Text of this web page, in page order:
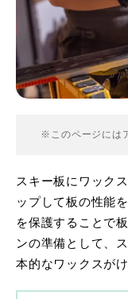
※このページには
スキー板にワック
ップして板の性能
を保護することで
ンの準備として、
本的なワックスが